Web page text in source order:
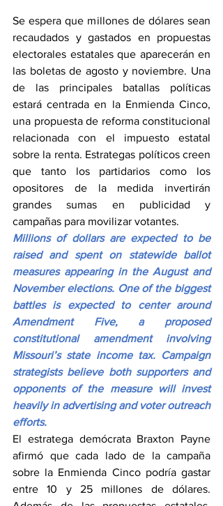
Se espera que millones de dólares sean
recaudados y gastados en propuestas
electorales estatales que aparecerán en
las boletas de agosto y noviembre. Una
de las principales batallas políticas
estará centrada en la Enmienda Cinco,
una propuesta de reforma constitucional
relacionada con el impuesto estatal
sobre la renta. Estrategas políticos creen
que tanto los partidarios como los
opositores de la medida invertirán
grandes sumas en publicidad y
campañas para movilizar votantes.
Millions of dollars are expected to be
raised and spent on statewide ballot
measures appearing in the August and
November elections. One of the biggest
battles is expected to center around
Amendment Five, a proposed
constitutional amendment involving
Missouri’s state income tax. Campaign
strategists believe both supporters and
opponents of the measure will invest
heavily in advertising and voter outreach
efforts.
El estratega demócrata Braxton Payne
afirmó que cada lado de la campaña
sobre la Enmienda Cinco podría gastar
entre 10 y 25 millones de dólares.